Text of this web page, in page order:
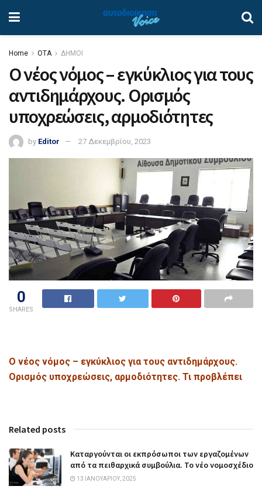
Home ΟΤΑ ΔΗΜΟΙ
Ο νέος νόμος – εγκύκλιος για τους
αντιδημάρχους. Ορισμός
υποχρεώσεις, αρμοδιότητες
by Editor 27 Δεκεμβρίου, 2023
0
SHARES
Ο νέος νόμος – εγκύκλιος για τους αντιδημάρχους.
Ορισμός υποχρεώσεις, αρμοδιότητες. Τι προβλέπει
Related posts
Καταργούνται οι εκπρόσωποι των εργαζομένων
από τα πειθαρχικά συμβούλια. Το νέο νομοσχέδιο
13 ΙΑΝΟΥΑΡΊΟΥ, 2025